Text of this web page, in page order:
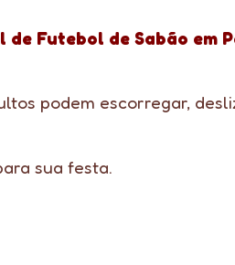
de Futebol de Sabão em
podem escorregar,
sua festa.